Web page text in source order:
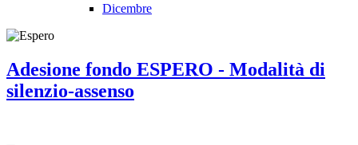
Dicembre
Adesione fondo ESPERO - Modalità di
silenzio-assenso